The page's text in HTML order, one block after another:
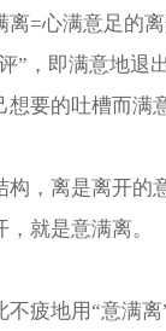
离=心满意足的
”，即满意地退
想要的吐槽而满
构，离是离开的
就是意满离。
疲地用“意满离